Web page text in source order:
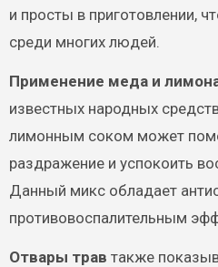
и просты в приготовлении,
среди многих людей.
Применение меда и
известных народных
лимонным соком может
раздражение и успокоить
Данный микс обладает
противовоспалительным
Отвары трав также